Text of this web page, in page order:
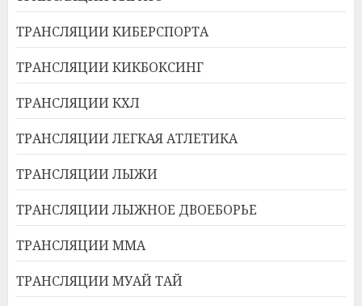
ТРАНСЛЯЦИИ КИБЕРСПОРТА
ТРАНСЛЯЦИИ КИКБОКСИНГ
ТРАНСЛЯЦИИ КХЛ
ТРАНСЛЯЦИИ ЛЕГКАЯ АТЛЕТИКА
ТРАНСЛЯЦИИ ЛЫЖИ
ТРАНСЛЯЦИИ ЛЫЖНОЕ ДВОЕБОРЬЕ
ТРАНСЛЯЦИИ ММА
ТРАНСЛЯЦИИ МУАЙ ТАЙ